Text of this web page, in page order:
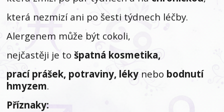
která nezmizí ani po šesti týdnech léčby.
Alergenem může být cokoli,
nejčastěji je tošpatná kosmetika,
prací prášek, potraviny, léky nebo bodnutí
hmyzem.
Příznaky: